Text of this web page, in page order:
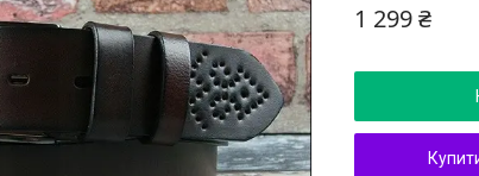
1 299 ₴